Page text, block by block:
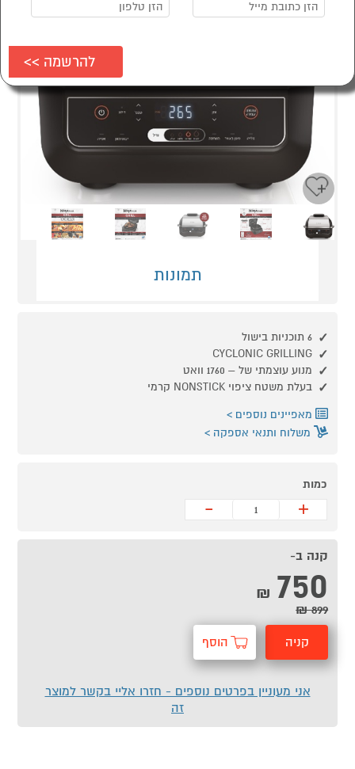
תמונות
6 תוכניות בישול
CYCLONIC GRILLING
מנוע עוצמתי של – 1760 וואט
בעלת משטח ציפוי NONSTICK קרמי
מאפיינים נוספים
משלוח ותנאי אספקה
כמות
+
-
קנה ב-
750
₪
899 ₪
קניה הוסף
אני מעוניין בפרטים נוספים - חזרו אליי בקשר למוצר
זה